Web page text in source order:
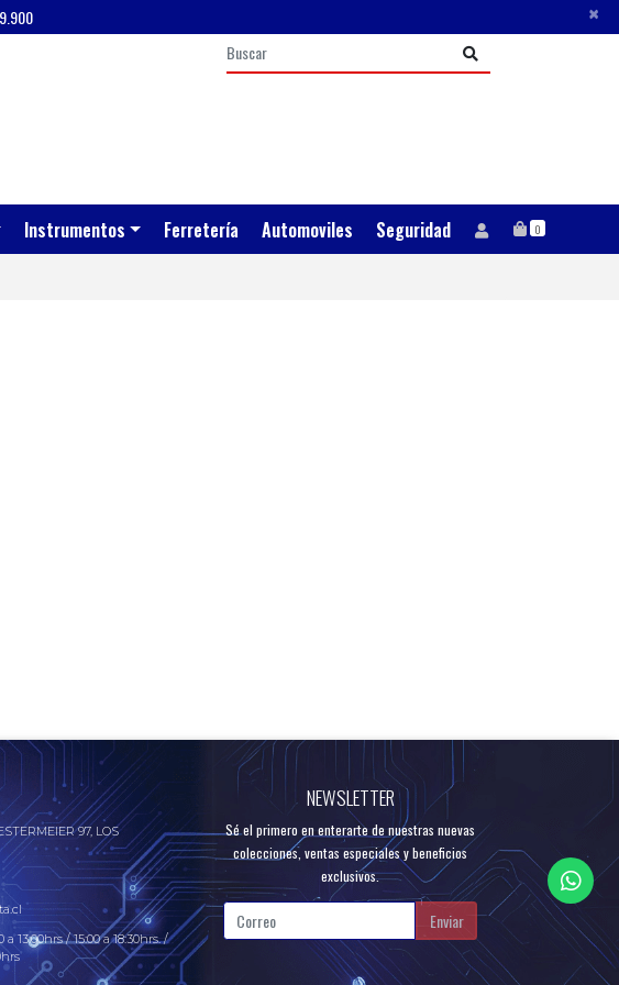
×
Instrumentos Ferretería Automoviles Seguridad 0
97, LOS
13:00hrs / 15:00 a 18:30hrs. /
NEWSLETTER
Sé el primero en enterarte de nuestras nuevas
colecciones, ventas especiales y beneficios
exclusivos.
Enviar